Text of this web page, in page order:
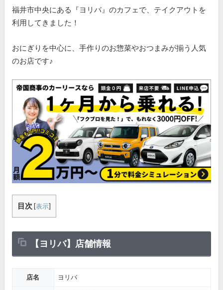
福井市中央にある『ヨリバ』のカフェで、テイクアウトを
利用してきました！
おにぎりを中心に、手作りのお惣菜やおつまみが揃う人気
のお店です♪
目次 [表示]
【ヨリバ】店舗情報
店名 ヨリバ